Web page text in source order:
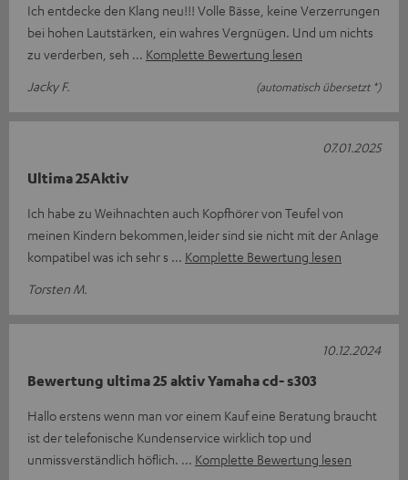
Ich entdecke den Klang neu!!! Volle Bässe, keine Verzerrungen
bei hohen Lautstärken, ein wahres Vergnügen. Und um nichts
zu verderben, seh
Komplette Bewertung lesen
Jacky F.
(automatisch übersetzt *)
Ultima 25Aktiv
Ich habe zu Weihnachten auch Kopfhörer von Teufel von
meinen Kindern bekommen,leider sind sie nicht mit der Anlage
kompatibel was ich sehr s
Komplette Bewertung lesen
Torsten M.
07.01.2025
Bewertung ultima 25 aktiv Yamaha cd- s303
Hallo erstens wenn man vor einem Kauf eine Beratung braucht
ist der telefonische Kundenservice wirklich top und
unmissverständlich höflich.
Komplette Bewertung lesen
10.12.2024